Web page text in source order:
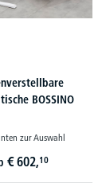
BOSSINO
zur Auswahl
€ 602,10